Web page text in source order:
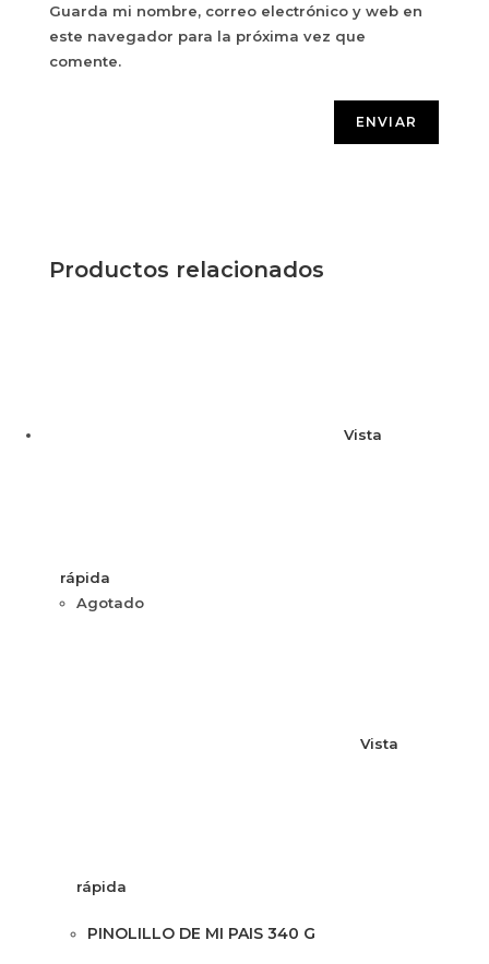
Guarda mi nombre, correo electrónico y web en
este navegador para la próxima vez que
comente.
Productos relacionados
Vista
rápida
Agotado
Vista
rápida
PINOLILLO DE MI PAIS 340 G